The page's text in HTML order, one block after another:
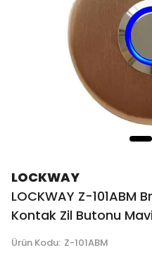
LOCKWAY
LOCKWAY Z-101ABM
Kontak Zil Butonu
Ürün Kodu: Z-101ABM